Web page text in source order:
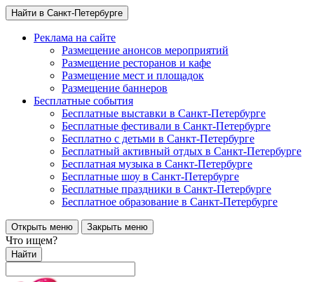
Найти в Санкт-Петербурге
Реклама на сайте
Размещение анонсов мероприятий
Размещение ресторанов и кафе
Размещение мест и площадок
Размещение баннеров
Бесплатные события
Бесплатные выставки в Санкт-Петербурге
Бесплатные фестивали в Санкт-Петербурге
Бесплатно с детьми в Санкт-Петербурге
Бесплатный активный отдых в Санкт-Петербурге
Бесплатная музыка в Санкт-Петербурге
Бесплатные шоу в Санкт-Петербурге
Бесплатные праздники в Санкт-Петербурге
Бесплатное образование в Санкт-Петербурге
Открыть меню Закрыть меню
Что ищем?
Найти